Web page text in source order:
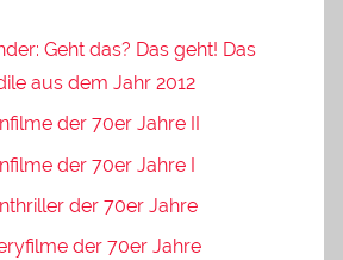
Geht das? Das geht! Das
aus dem Jahr 2012
der 70er Jahre II
der 70er Jahre I
der 70er Jahre
der 70er Jahre